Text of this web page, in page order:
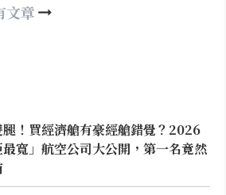
文章
！買經濟艙有豪經艙錯覺？2026
寬」航空公司大公開，第一名竟然